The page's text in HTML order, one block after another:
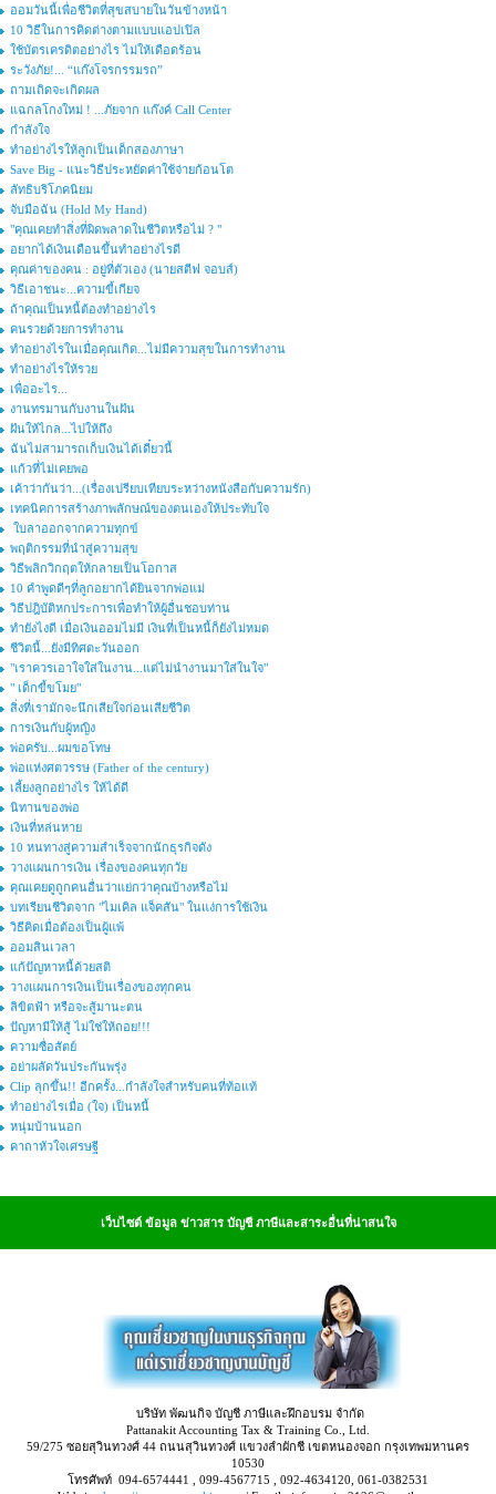
ออมวันนี้เพื่อชีวิตที่สุขสบายในวันข้างหน้า
10 วิธีในการคิดต่างตามแบบแอปเปิล
ใช้บัตรเครดิตอย่างไร ไม่ให้เดือดร้อน
ระวังภัย!... “แก๊งโจรกรรมรถ”
ถามเถิดจะเกิดผล
แฉกลโกงใหม่ ! ...ภัยจาก แก๊งค์ Call Center
กำลังใจ
ทำอย่างไรให้ลูกเป็นเด็กสองภาษา
Save Big - แนะวิธีประหยัดค่าใช้จ่ายก้อนโต
ลัทธิบริโภคนิยม
จับมือฉัน (Hold My Hand)
"คุณเคยทำสิ่งที่ผิดพลาดในชีวิตหรือไม่ ? "
อยากได้เงินเดือนขึ้นทำอย่างไรดี
คุณค่าของคน : อยู่ที่ตัวเอง (นายสตีฟ จอบส์)
วิธีเอาชนะ...ความขี้เกียจ
ถ้าคุณเป็นหนี้ต้องทำอย่างไร
คนรวยด้วยการทำงาน
ทำอย่างไรในเมื่อคุณเกิด...ไม่มีความสุขในการทำงาน
ทำอย่างไรให้รวย
เพื่ออะไร...
งานทรมานกับงานในฝัน
ฝันให้ไกล...ไปให้ถึง
ฉันไม่สามารถเก็บเงินได้เดี๋ยวนี้
แก้วที่ไม่เคยพอ
เค้าว่ากันว่า...(เรื่องเปรียบเทียบระหว่างหนังสือกับความรัก)
เทคนิคการสร้างภาพลักษณ์ของตนเองให้ประทับใจ
ใบลาออกจากความทุกข์
พฤติกรรมที่นำสู่ความสุข
วิธีพลิกวิกฤตให้กลายเป็นโอกาส
10 คำพูดดีๆที่ลูกอยากได้ยินจากพ่อแม่
วิธีปฎิบัติหกประการเพื่อทำให้ผู้อื่นชอบท่าน
ทำยังไงดี เมื่อเงินออมไม่มี เงินที่เป็นหนี้ก็ยังไม่หมด
ชีวิตนี้...ยังมีทิศตะวันออก
"เราควรเอาใจใส่ในงาน...แต่ไม่นำงานมาใส่ในใจ"
" เด็กขี้ขโมย"
สิ่งที่เรามักจะนึกเสียใจก่อนเสียชีวิต
การเงินกับผู้หญิง
พ่อครับ...ผมขอโทษ
พ่อแห่งศตวรรษ (Father of the century)
เลี้ยงลูกอย่างไร ให้ได้ดี
นิทานของพ่อ
เงินที่หล่นหาย
10 หนทางสู่ความสำเร็จจากนักธุรกิจดัง
วางแผนการเงิน เรื่องของคนทุกวัย
คุณเคยดูถูกคนอื่นว่าแย่กว่าคุณบ้างหรือไม่
บทเรียนชีวิตจาก "ไมเคิล แจ็คสัน" ในแง่การใช้เงิน
วิธีคิดเมื่อต้องเป็นผู้แพ้
ออมสินเวลา
แก้ปัญหาหนี้ด้วยสติ
วางแผนการเงินเป็นเรื่องของทุกคน
ลิขิตฟ้า หรือจะสู้มานะตน
ปัญหามีให้สู้ ไม่ใช่ให้ถอย!!!
ความซื่อสัตย์
อย่าผลัดวันประกันพรุ่ง
Clip ลุกขึ้น!! อีกครั้ง...กำลังใจสำหรับคนที่ท้อแท้
ทำอย่างไรเมื่อ (ใจ) เป็นหนี้
หนุ่มบ้านนอก
คาถาหัวใจเศรษฐี
เว็บไซต์ ข้อมูล ข่าวสาร บัญชี ภาษีและสาระอื่นที่น่าสนใจ
บริษัท พัฒนกิจ บัญชี ภาษีและฝึกอบรม จำกัด
Pattanakit Accounting Tax & Training Co., Ltd.
59/275 ซอยสุวินทวงศ์ 44 ถนนสุวินทวงศ์ แขวงลำผักชี เขตหนองจอก กรุงเทพมหานคร
10530
โทรศัพท์ 094-6574441 , 099-4567715 , 092-4634120, 061-0382531